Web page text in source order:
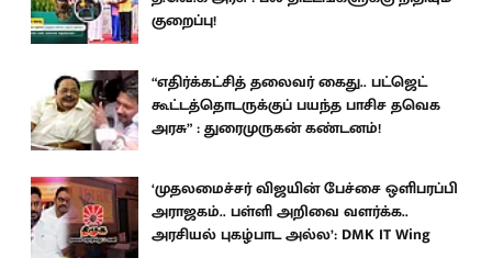
குறைப்பு!
“எதிர்க்கட்சித் தலைவர் கைது.. பட்ஜெட்
கூட்டத்தொடருக்குப் பயந்த பாசிச தவெக
அரசு” : துரைமுருகன் கண்டனம்!
‘முதலமைச்சர் விஜயின் பேச்சை ஒளிபரப்பி
அராஜகம்.. பள்ளி அறிவை வளர்க்க..
அரசியல் புகழ்பாட அல்ல’: DMK IT Wing